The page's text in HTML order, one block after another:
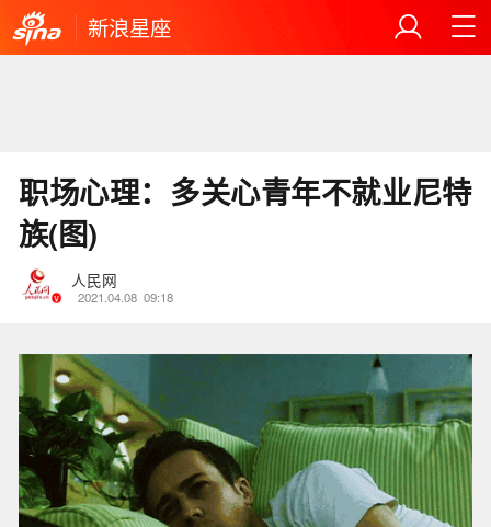
新浪星座
职场心理：多关心青年不就业尼特
族(图)
人民网
2021.04.08 09:18